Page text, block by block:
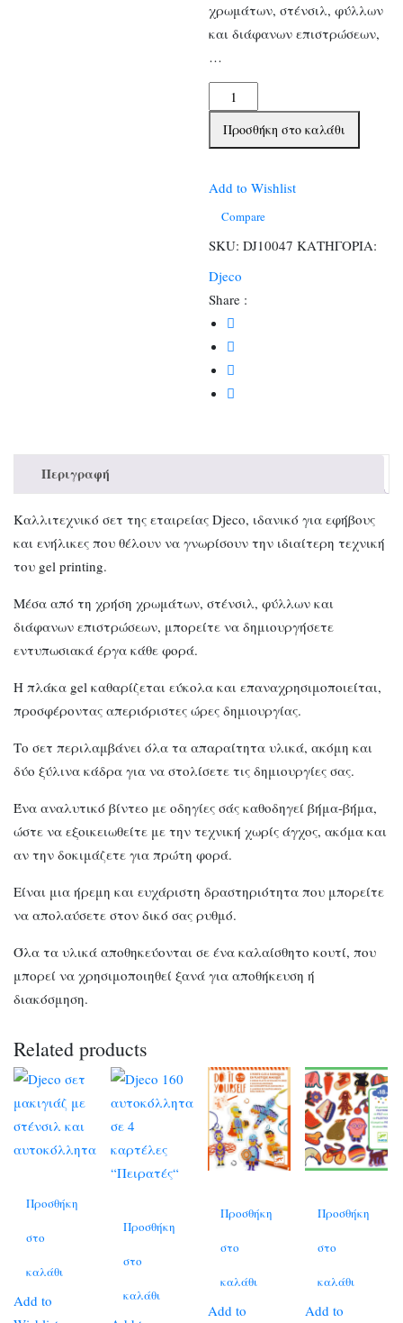
χρωμάτων, στένσιλ, φύλλων
και διάφανων επιστρώσεων,
…
Djeco
Atelier
47,
τύπωμα
εικόνας
Πάνθηρας
ποσότητα
Προσθήκη στο καλάθι
Add to Wishlist
Compare
SKU: DJ10047 ΚΑΤΗΓΟΡΙΑ:
Djeco
Share :
Περιγραφή
Καλλιτεχνικό σετ της εταιρείας Djeco, ιδανικό για εφήβους
και ενήλικες που θέλουν να γνωρίσουν την ιδιαίτερη τεχνική
του gel printing.
Μέσα από τη χρήση χρωμάτων, στένσιλ, φύλλων και
διάφανων επιστρώσεων, μπορείτε να δημιουργήσετε
εντυπωσιακά έργα κάθε φορά.
Η πλάκα gel καθαρίζεται εύκολα και επαναχρησιμοποιείται,
προσφέροντας απεριόριστες ώρες δημιουργίας.
Το σετ περιλαμβάνει όλα τα απαραίτητα υλικά, ακόμη και
δύο ξύλινα κάδρα για να στολίσετε τις δημιουργίες σας.
Ένα αναλυτικό βίντεο με οδηγίες σάς καθοδηγεί βήμα-βήμα,
ώστε να εξοικειωθείτε με την τεχνική χωρίς άγχος, ακόμα και
αν την δοκιμάζετε για πρώτη φορά.
Είναι μια ήρεμη και ευχάριστη δραστηριότητα που μπορείτε
να απολαύσετε στον δικό σας ρυθμό.
Όλα τα υλικά αποθηκεύονται σε ένα καλαίσθητο κουτί, που
μπορεί να χρησιμοποιηθεί ξανά για αποθήκευση ή
διακόσμηση.
Related products
Προσθήκη
στο
καλάθι
Add to
Προσθήκη
στο
καλάθι
Προσθήκη
στο
καλάθι
Add to
Προσθήκη
στο
καλάθι
Add to